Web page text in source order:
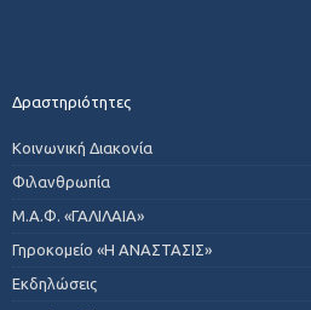
Δραστηριότητες
Κοινωνική Διακονία
Φιλανθρωπία
Μ.Α.Φ. «ΓΑΛΙΛΑΙΑ»
Γηροκομείο «Η ΑΝΑΣΤΑΣΙΣ»
Εκδηλώσεις